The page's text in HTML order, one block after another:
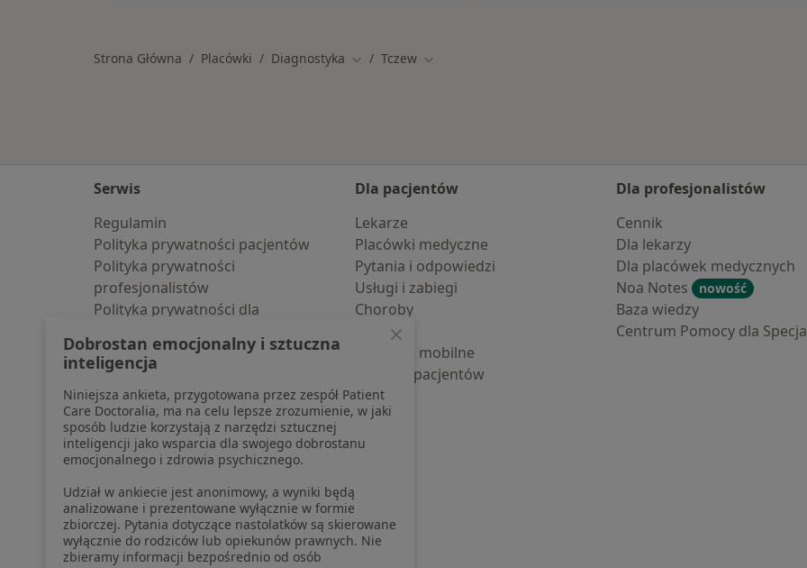
Strona Główna Placówki Diagnostyka Zmień miasto
Tczew Zmień miasto
Serwis
Regulamin
Polityka prywatności pacjentów
Polityka prywatności
profesjonalistów
Polityka prywatności dla
pozyskaliśmy samodzielnie
Polityka cookies
Jak działają wyniki wyszukiwania
Dostępność
O nas
Praca Rekrutujemy!
Partnerzy
Centrum prasowe
Kontakt
Dla pacjentów
Lekarze
Placówki medyczne
Pytania i odpowiedzi
Usługi i zabiegi
Choroby
Pomoc
Aplikacje mobilne
Blog dla pacjentów
Dla profesjonalistów
Cennik
Dla lekarzy
Dla placówek medycznych
Noa Notes
nowość
Baza wiedzy
Centrum Pomocy dla
Dobrostan emocjonalny i sztuczna
inteligencja
Niniejsza ankieta, przygotowana przez zespół Patient
Care Doctoralia, ma na celu lepsze zrozumienie, w jaki
sposób ludzie korzystają z narzędzi sztucznej
inteligencji jako wsparcia dla swojego dobrostanu
emocjonalnego i zdrowia psychicznego.
Udział w ankiecie jest anonimowy, a wyniki będą
analizowane i prezentowane wyłącznie w formie
zbiorczej. Pytania dotyczące nastolatków są skierowane
wyłącznie do rodziców lub opiekunów prawnych. Nie
zbieramy informacji bezpośrednio od osób